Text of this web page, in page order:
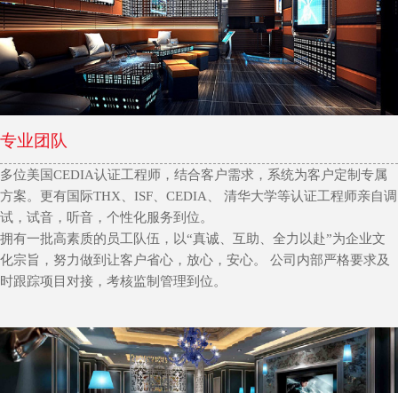
专业团队
多位美国CEDIA认证工程师，结合客户需求，系统为客户定制专属
方案。更有国际THX、ISF、CEDIA、 清华大学等认证工程师亲自调
试，试音，听音，个性化服务到位。
拥有一批高素质的员工队伍，以“真诚、互助、全力以赴”为企业文
化宗旨，努力做到让客户省心，放心，安心。 公司内部严格要求及
时跟踪项目对接，考核监制管理到位。